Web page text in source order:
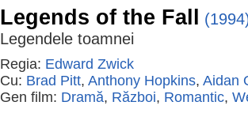
Legends of the Fall
Legendele toamnei
Regia: Edward Zwick
Cu: Brad Pitt, Anthony Hopkins, Aidan
Gen film: Dramă, Război, Romantic,